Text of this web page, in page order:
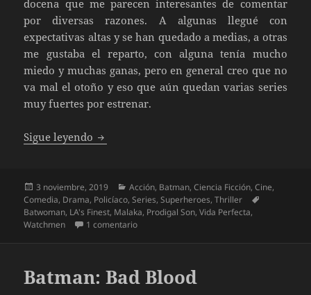
docena que me parecen interesantes de comentar
por diversas razones. A algunas llegué con
expectativas altas y se han quedado a medias, a otras
me gustaba el reparto, con alguna tenía mucho
miedo y muchas ganas, pero en general creo que no
va mal el otoño y eso que aún quedan varias series
muy fuertes por estrenar.
Sigue leyendo Las nuevas series Otoño 2019
Publicado
el
3 noviembre, 2019 Categorías
Acción, Batman,Ciencia Ficción,Cine,
Comedia, Drama, Policíaco,Series,Superheroes,Thriller
Batwoman, LA's Finest, Malaka, Prodigal Son,Vida Perfecta,
Watchmen
1 comentarioen Las nuevas series Otoño 2019
Batman: Bad Blood